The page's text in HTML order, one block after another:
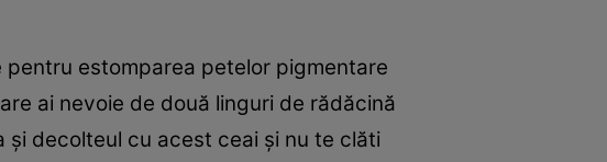
estomparea petelor pigmentare
ai nevoie de două linguri de rădăcină
decolteul cu acest ceai şi nu te clăti